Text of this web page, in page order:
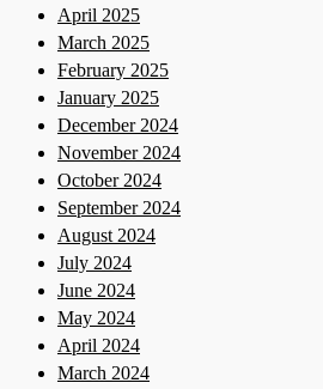
April 2025
March 2025
February 2025
January 2025
December 2024
November 2024
October 2024
September 2024
August 2024
July 2024
June 2024
May 2024
April 2024
March 2024